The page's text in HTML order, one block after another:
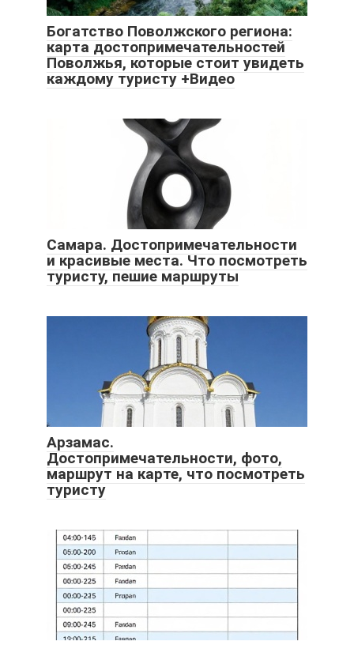
Богатство Поволжского региона:
карта достопримечательностей
Поволжья, которые стоит увидеть
каждому туристу +Видео
Самара. Достопримечательности
и красивые места. Что посмотреть
туристу, пешие маршруты
Арзамас.
Достопримечательности, фото,
маршрут на карте, что посмотреть
туристу